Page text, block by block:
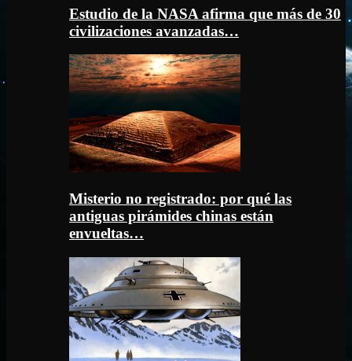
Estudio de la NASA afirma que más de 30
civilizaciones avanzadas…
Misterio no registrado: por qué las
antiguas pirámides chinas están
envueltas…